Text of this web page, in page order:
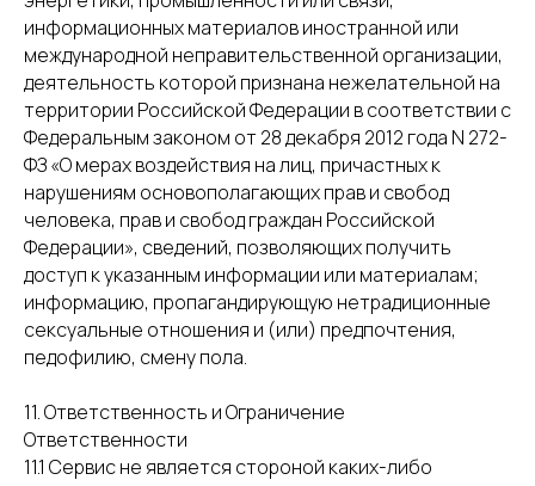
информационных материалов иностранной или
международной неправительственной организации,
деятельность которой признана нежелательной на
территории Российской Федерации в соответствии с
Федеральным законом от 28 декабря 2012 года N 272-
ФЗ «О мерах воздействия на лиц, причастных к
нарушениям основополагающих прав и свобод
человека, прав и свобод граждан Российской
Федерации», сведений, позволяющих получить
доступ к указанным информации или материалам;
информацию, пропагандирующую нетрадиционные
сексуальные отношения и (или) предпочтения,
педофилию, смену пола.
11. Ответственность и Ограничение
Ответственности
11.1 Сервис не является стороной каких-либо